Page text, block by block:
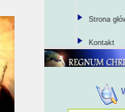
Strona
Kontakt